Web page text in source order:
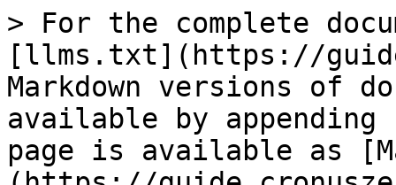
> For the complete
[llms.txt](https://
Markdown versions of
available by
page is available as